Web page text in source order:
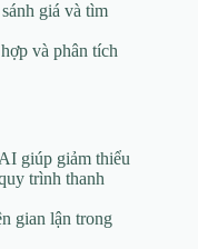
giá và tìm
và phân tích
giúp giảm thiểu
trình thanh
gian lận trong